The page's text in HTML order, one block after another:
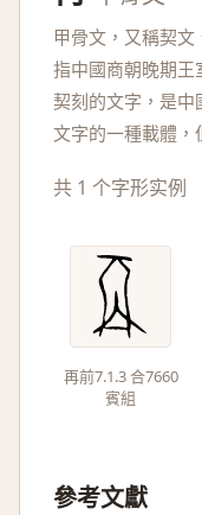
甲骨文，又稱契
指中國商朝晚期王
契刻的文字，是
文字的一種載體，
共 1 个字形实例
再前7.1.3 合7660
賓組
參考文獻